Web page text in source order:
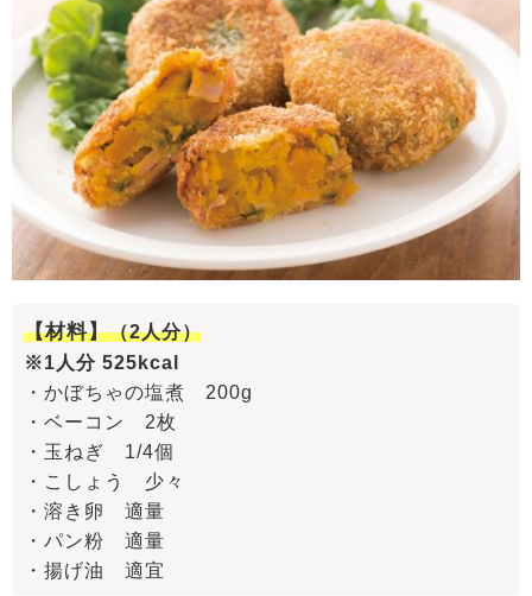
【材料】（2人分）
※1人分 525kcal
・かぼちゃの塩煮 200g
・ベーコン 2枚
・玉ねぎ 1/4個
・こしょう 少々
・溶き卵 適量
・パン粉 適量
・揚げ油 適宜